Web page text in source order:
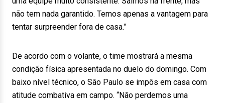
não tem nada garantido. Temos apenas a vantagem para
tentar surpreender fora de casa.”
De acordo com o volante, o time mostrará a mesma
condição física apresentada no duelo do domingo. Com
baixo nível técnico, o São Paulo se impôs em casa com
atitude combativa em campo. “Não perdemos uma